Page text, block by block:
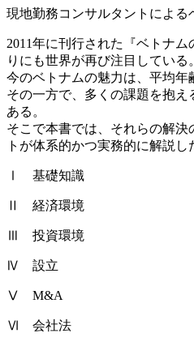
現地勤務コンサルタントによる
2011年に刊行された『ベトナ
りにも世界が再び注目してい
今のベトナムの魅力は、平均年
その一方で、多くの課題を抱
ある。
そこで本書では、それらの解
トが体系的かつ実務的に解説
Ⅰ 基礎知識
Ⅱ 経済環境
Ⅲ 投資環境
Ⅳ 設立
Ⅴ M&A
Ⅵ 会社法